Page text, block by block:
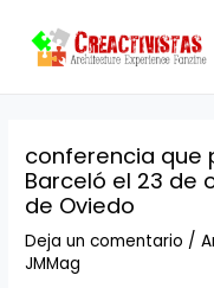
contenido
conferencia que
Barceló el 23 de
de Oviedo
Deja un comentario /
JMMag
de
entradas